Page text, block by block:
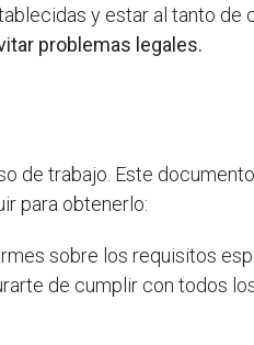
y estar al tanto de
problemas legales.
de trabajo. Este
para obtenerlo:
sobre los requisitos
de cumplir con todos